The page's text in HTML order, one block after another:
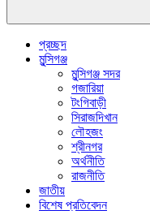
প্রচ্ছদ
মুন্সিগঞ্জ
মুন্সিগঞ্জ সদর
গজারিয়া
টংগিবাড়ী
সিরাজদিখান
লৌহজং
শ্রীনগর
অর্থনীতি
রাজনীতি
জাতীয়
বিশেষ প্রতিবেদন